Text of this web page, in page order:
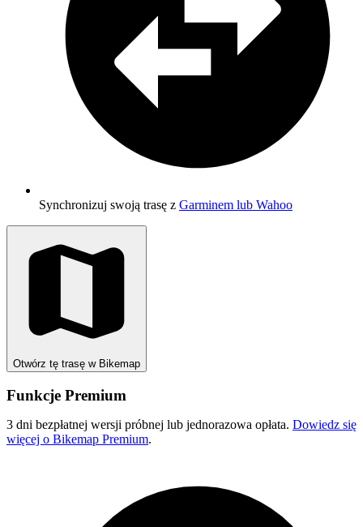
Synchronizuj swoją trasę z Garminem lub Wahoo
Otwórz tę trasę w Bikemap
Funkcje Premium
3 dni bezpłatnej wersji próbnej lub jednorazowa opłata. Dowiedz się
więcej o Bikemap Premium.